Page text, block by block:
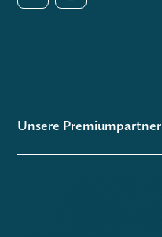
Unsere Premiumpartner